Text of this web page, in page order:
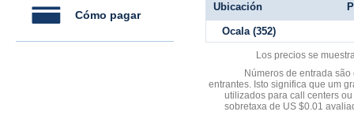
Cómo pagar
Ubicación
Ocala (352)
Los precios se
Números de entrada
entrantes. Isto significa que um
utilizados para call centers
sobretaxa de US $0.01